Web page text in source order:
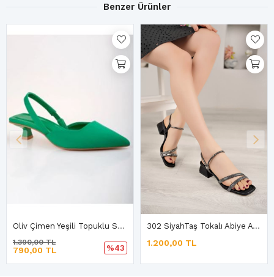
Benzer Ürünler
Oliv Çimen Yeşili Topuklu Sandalet
%43
302 SiyahTaş Tokalı Abiye Ayakkabı
1.200,00 TL 1.290,00 TL